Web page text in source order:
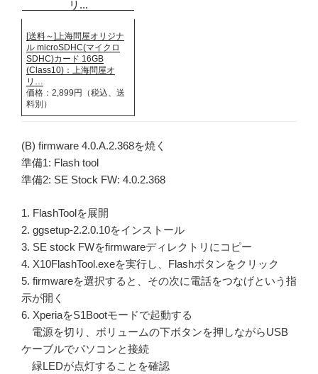
[送料～]上海問屋オリジナ
ル microSDHC(マイクロ
SDHC)カード 16GB
(Class10)：上海問屋オ
リ…
価格：2,899円（税込、送
料別）
(B) firmware 4.0.A.2.368を焼く
準備1: Flash tool
準備2: SE Stock FW: 4.0.2.368
1. FlashToolを展開
2. ggsetup-2.2.0.10をインストール
3. SE stock FWをfirmwareディレクトリにコピー
4. X10FlashTool.exeを実行し、Flashボタンをクリック
5. firmwareを選択すると、その次に電話をつなげという指
示が開く
6. XperiaをS1Bootモードで起動する
電源を切り、ボリュームの下ボタンを押しながらUSB
ケーブルでパソコンと接続
緑LEDが点灯することを確認